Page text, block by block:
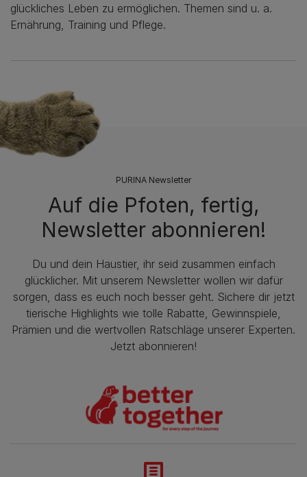
glückliches Leben zu ermöglichen. Themen sind u. a.
Ernährung, Training und Pflege.
PURINA Newsletter
Auf die Pfoten, fertig,
Newsletter abonnieren!
Du und dein Haustier, ihr seid zusammen einfach
glücklicher. Mit unserem Newsletter wollen wir dafür
sorgen, dass es euch noch besser geht. Sichere dir jetzt
tierische Highlights wie tolle Rabatte, Gewinnspiele,
Prämien und die wertvollen Ratschläge unserer Experten.
Jetzt abonnieren!